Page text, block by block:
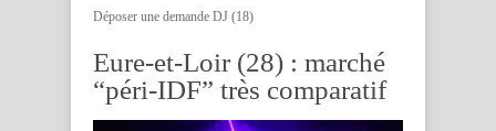
Déposer une demande DJ (18)
Eure-et-Loir (28) : marché
“péri-IDF” très comparatif